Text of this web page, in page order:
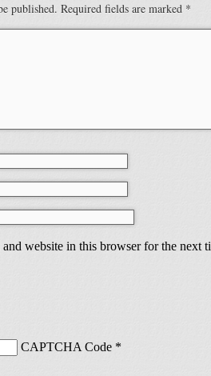
published. Required fields are marked *
and website in this browser for the next
CAPTCHA Code *